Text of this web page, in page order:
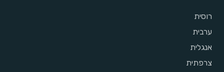
רוסית
ערבית
אנגלית
צרפתית